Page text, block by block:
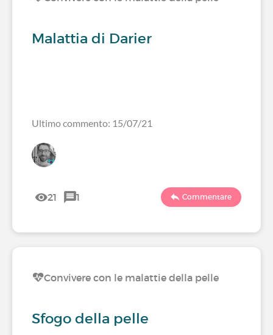
Malattia di Darier
Ultimo commento: 15/07/21
21 1 Commentare
Convivere con le malattie della pelle
Sfogo della pelle